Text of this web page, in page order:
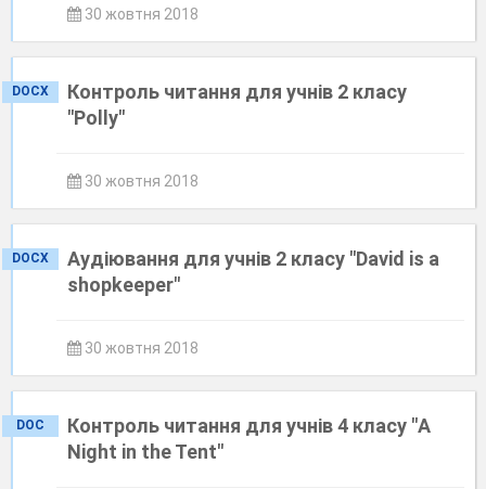
30 жовтня 2018
DOCX
Контроль читання для учнів 2 класу
"Polly"
30 жовтня 2018
DOCX
Аудіювання для учнів 2 класу "David is a
shopkeeper"
30 жовтня 2018
DOC
Контроль читання для учнів 4 класу "A
Night in the Tent"